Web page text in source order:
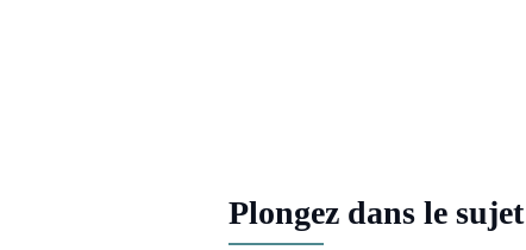
Plongez dans le sujet